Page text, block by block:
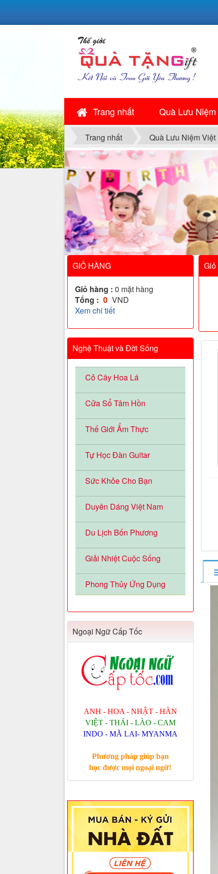
Trang nhất Quà Lưu
Trang nhất Quà Lưu Niệm Việt
QUÀ NGÀY LỄ
GIỎ HÀNG
Giỏ hàng : 0 mặt hàng
Tổng : 0 VND
Xem chi tiết
Nghệ Thuật và Đời Sống
Cỏ Cây Hoa Lá
Cửa Sổ Tâm Hồn
Thế Giới Ẩm Thực
Tự Học Đàn Guitar
Sức Khỏe Cho Bạn
Duyên Dáng Việt Nam
Du Lịch Bốn Phương
Giải Nhiệt Cuộc Sống
Phong Thủy Ứng Dụng
Ngoại Ngữ Cấp Tốc
ANH - HOA - NHẬT - HÀN
VIỆT - THÁI - LÀO - CAM
INDO - MÃ LAI- MYANMA
Phương pháp giúp bạn
học được mọi ngoại ngữ!